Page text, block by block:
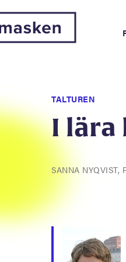
TALTUREN
I lära
SANNA NYQVIST,